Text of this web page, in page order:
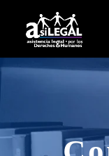
content